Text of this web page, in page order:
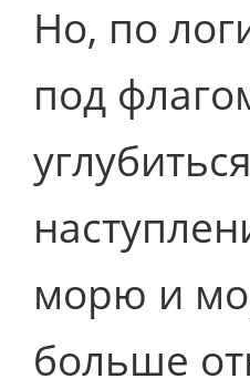
Но, по
под
морю и
больше